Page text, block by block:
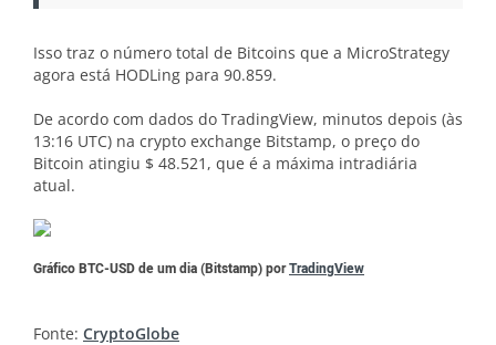
Isso traz o número total de Bitcoins que a MicroStrategy
agora está HODLing para 90.859.
De acordo com dados do TradingView, minutos depois (às
13:16 UTC) na crypto exchange Bitstamp, o preço do
Bitcoin atingiu $ 48.521, que é a máxima intradiária
atual.
Gráfico BTC-USD de um dia (Bitstamp) porTradingView
Fonte: CryptoGlobe